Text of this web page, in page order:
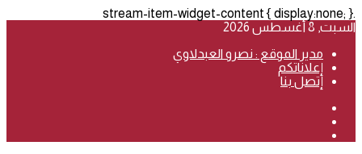
.stream-item-widget-content { display:none; }
السبت, 8 أغسطس 2026
مدير الموقع : نصرو العبدلاوي
إعلاناتكم
إتصل بنا